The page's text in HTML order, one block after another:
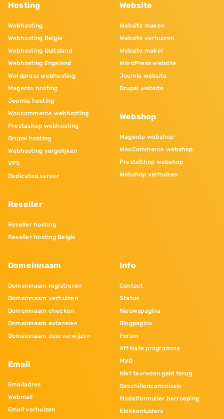
Hosting
Webhosting
Webhosting Belgie
Webhosting Duitsland
Webhosting Engeland
Wordpress webhosting
Magento hosting
Joomla hosting
Woocommerce webhosting
Prestashop webhosting
Drupal hosting
Webhosting vergelijken
VPS
Dedicated server
Reseller
Reseller hosting
Reseller hosting Belgie
Website
Website maken
Website verhuizen
Website maker
WordPress website
Joomla website
Drupal website
Webshop
Magento webshop
WooCommerce webshop
PrestaShop webshop
Webshop verhuizen
Domeinnaam
Domeinnaam registreren
Domeinnaam verhuizen
Domeinnaam checken
Domeinnaam extensies
Domeinnaam doorverwijzen
Email
Emailadres
Webmail
Email verhuizen
Info
Contact
Status
Nieuwspagina
Blogpagina
Forum
Affiliate programma
MVO
Niet tevreden geld terug
Geschillencommissie
Modelformulier herroeping
Klokkenluiders